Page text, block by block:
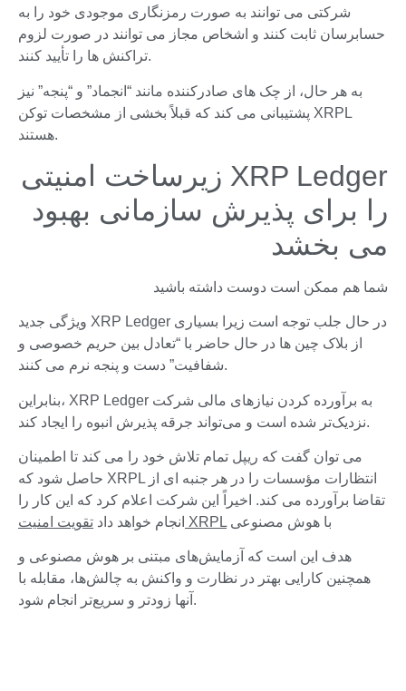
شرکتی می توانند به صورت رمزنگاری موجودی خود را به
حسابرسان ثابت کنند و اشخاص مجاز می توانند در صورت لزوم
تراکنش ها را تأیید کنند.
به هر حال، از چک های صادرکننده مانند “انجماد” و “پنجه” نیز
پشتیبانی می کند که قبلاً بخشی از مشخصات توکن XRPL
هستند.
XRP Ledger زیرساخت امنیتی
را برای پذیرش سازمانی بهبود
می بخشد
شما هم ممکن است دوست داشته باشید
ویژگی جدید XRP Ledger در حال جلب توجه است زیرا بسیاری
از بلاک چین ها در حال حاضر با “تعادل بین حریم خصوصی و
شفافیت” دست و پنجه نرم می کنند.
بنابراین، XRP Ledger به برآورده کردن نیازهای مالی شرکت
نزدیک‌تر شده است و می‌تواند جرقه پذیرش انبوه را ایجاد کند.
می توان گفت که ریپل تمام تلاش خود را می کند تا اطمینان
حاصل شود که XRPL انتظارات مؤسسات را در هر جنبه ای از
تقاضا برآورده می کند. اخیراً این شرکت اعلام کرد که این کار را
انجام خواهد داد تقویت امنیت XRPL با هوش مصنوعی
هدف این است که آزمایش‌های مبتنی بر هوش مصنوعی و
همچنین کارایی بهتر در نظارت و واکنش به چالش‌ها، مقابله با
آنها زودتر و سریع‌تر انجام شود.